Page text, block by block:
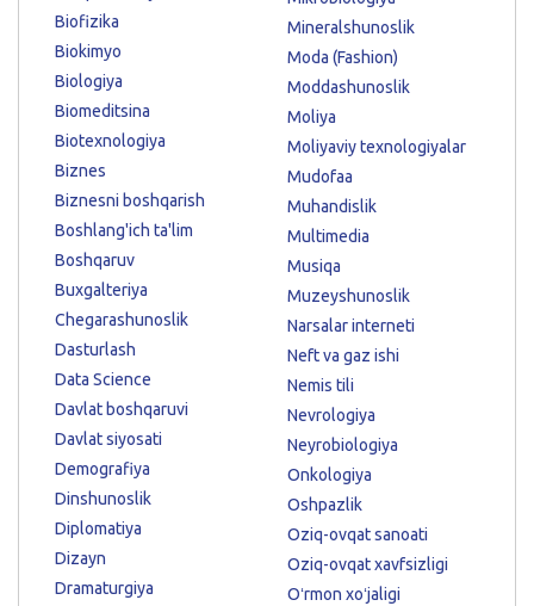
Biofizika
Biokimyo
Biologiya
Biomeditsina
Biotexnologiya
Biznes
Biznesni boshqarish
Boshlang'ich ta'lim
Boshqaruv
Buxgalteriya
Chegarashunoslik
Dasturlash
Data Science
Davlat boshqaruvi
Davlat siyosati
Demografiya
Dinshunoslik
Diplomatiya
Dizayn
Dramaturgiya
Mineralshunoslik
Moda (Fashion)
Moddashunoslik
Moliya
Moliyaviy texnologiyalar
Mudofaa
Muhandislik
Multimedia
Musiqa
Muzeyshunoslik
Narsalar interneti
Neft va gaz ishi
Nemis tili
Nevrologiya
Neyrobiologiya
Onkologiya
Oshpazlik
Oziq-ovqat sanoati
Oziq-ovqat xavfsizligi
Oʻrmon xoʻjaligi